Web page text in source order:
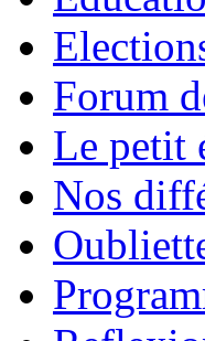
Forum
Le petit
Nos